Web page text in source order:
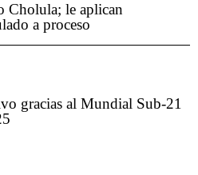
Cholula; le aplican
a proceso
gracias al Mundial Sub-21